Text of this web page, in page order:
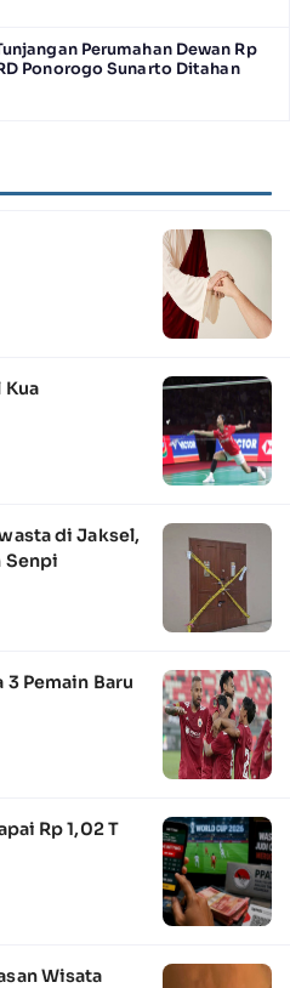
Perumahan Dewan Rp
Ponorogo Sunarto Ditahan
Kua
di Jaksel,
Senpi
Pemain Baru
Rp 1,02 T
Wisata